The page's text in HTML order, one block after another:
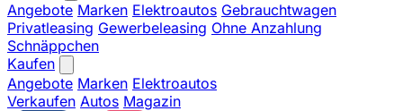
Angebote Marken Elektroautos Gebrauchtwagen
Privatleasing Gewerbeleasing Ohne Anzahlung
Schnäppchen
Kaufen
Angebote Marken Elektroautos
Verkaufen Autos Magazin